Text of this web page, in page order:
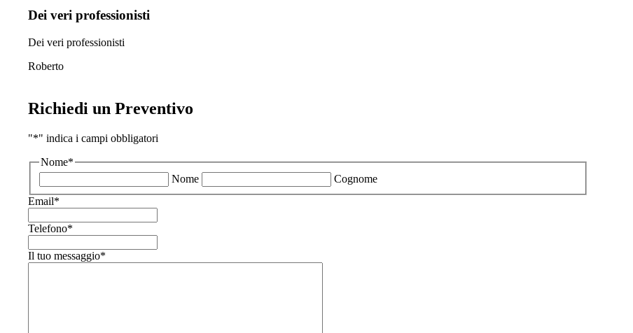
Dei veri professionisti
Dei veri professionisti
Roberto
Richiedi un Preventivo
"*" indica i campi obbligatori
Nome*
Nome
Cognome
Email*
Telefono*
Il tuo messaggio*